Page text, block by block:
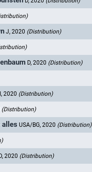
J, 2020 (Distribution)
D, 2020 (Distribution)
2020 (Distribution)
(Distribution)
alles USA/BG, 2020 (Distribution)
D, 2020 (Distribution)